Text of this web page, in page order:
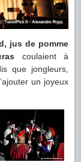
jus de pomme
coulaient à
que jongleurs,
un joyeux